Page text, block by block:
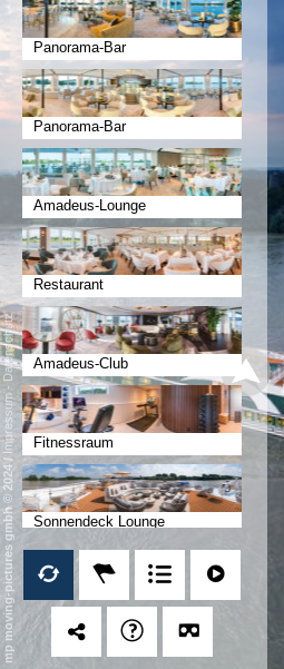
Panorama-Bar
Panorama-Bar
Amadeus-Lounge
Restaurant
Amadeus-Club
Fitnessraum
Sonnendeck Lounge
Sonnendeck Pool
mp moving-pictures gmbh © 2024
/
Impressum
-
Datenschutz